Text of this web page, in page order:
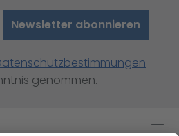
Newsletter abonnieren
genommen.